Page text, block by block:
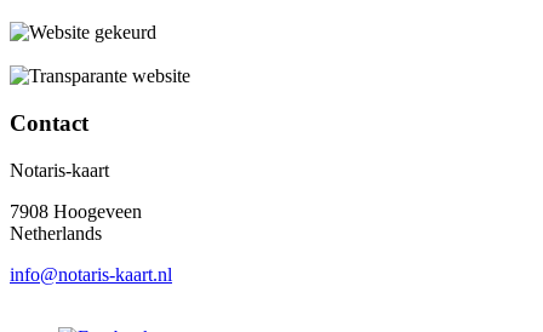
Contact
Notaris-kaart
7908 Hoogeveen
Netherlands
info@notaris-kaart.nl